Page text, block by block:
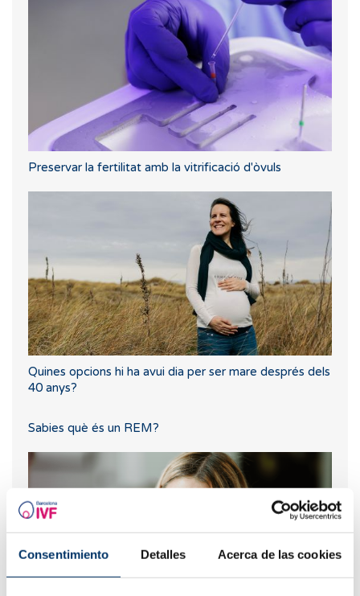
Consentimiento Detalles Acerca de las cookies
Preservar la fertilitat amb la vitrificació d'òvuls
Quines opcions hi ha avui dia per ser mare després dels
40 anys?
Sabies què és un REM?